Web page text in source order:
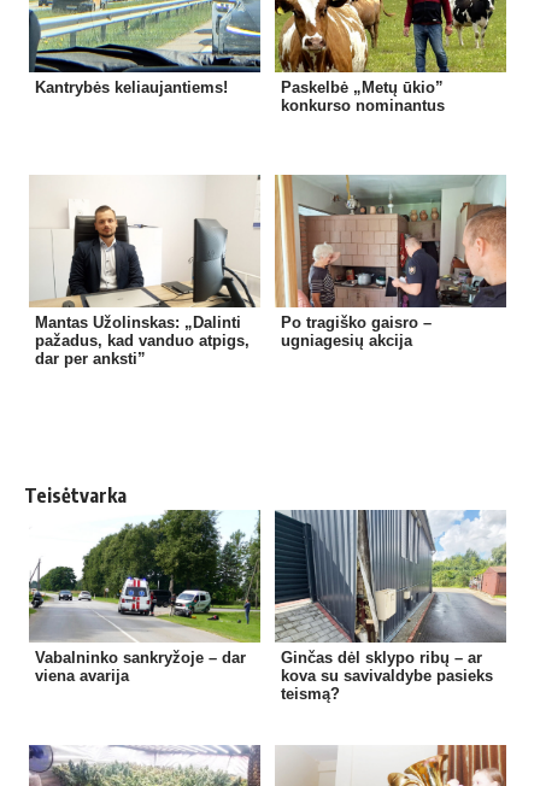
Kantrybės keliaujantiems!
Paskelbė „Metų ūkio”
konkurso nominantus
Mantas Užolinskas: „Dalinti
pažadus, kad vanduo atpigs,
dar per anksti”
Po tragiško gaisro –
ugniagesių akcija
Teisėtvarka
Vabalninko sankryžoje – dar
viena avarija
Ginčas dėl sklypo ribų – ar
kova su savivaldybe pasieks
teismą?